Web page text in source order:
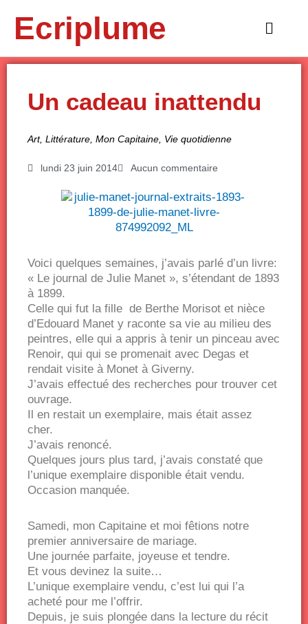
contenuEcriplume
Main
Un cadeau inattendu
Art, Littérature, Mon Capitaine, Vie quotidienne
lundi 23 juin 2014 Aucun commentaire
Voici quelques semaines, j’avais parlé d’un livre:
« Le journal de Julie Manet », s’étendant de 1893
à 1899.
Celle qui fut la fille de Berthe Morisot et nièce
d’Edouard Manet y raconte sa vie au milieu des
peintres, elle qui a appris à tenir un pinceau avec
Renoir, qui qui se promenait avec Degas et
rendait visite à Monet à Giverny.
J’avais effectué des recherches pour trouver cet
ouvrage.
Il en restait un exemplaire, mais était assez
cher.
J’avais renoncé.
Quelques jours plus tard, j’avais constaté que
l’unique exemplaire disponible était vendu.
Occasion manquée.
Samedi, mon Capitaine et moi fêtions notre
premier anniversaire de mariage.
Une journée parfaite, joyeuse et tendre.
Et vous devinez la suite…
L’unique exemplaire vendu, c’est lui qui l’a
acheté pour me l’offrir.
Depuis, je suis plongée dans la lecture du récit